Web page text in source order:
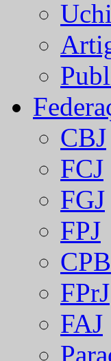
CBJ
FCJ
FGJ
FPJ
CPB
FPrJ
FAJ